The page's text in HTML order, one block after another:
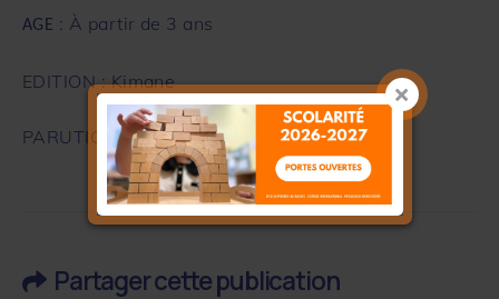
AGE : À partir de 3 ans
EDITION : Kimane
PARUTION : Octobre 2021
Partager cette publication